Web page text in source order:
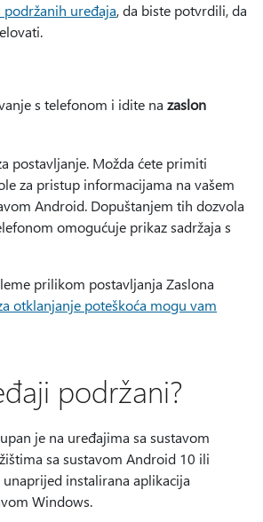
podržanih uređaja, da biste potvrdili, da
s telefonom i idite na zaslon
postavljanje. Možda ćete primiti
za pristup informacijama na vašem
Android. Dopuštanjem tih dozvola
omogućuje prikaz sadržaja s
prilikom postavljanja Zaslona
otklanjanje poteškoća mogu vam
podržani?
je na uređajima sa sustavom
sa sustavom Android 10 ili
instalirana aplikacija
Windows.